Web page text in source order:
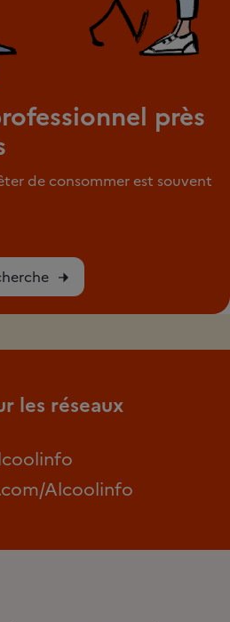
près
de consommer est souvent
les réseaux
Alcoolinfo